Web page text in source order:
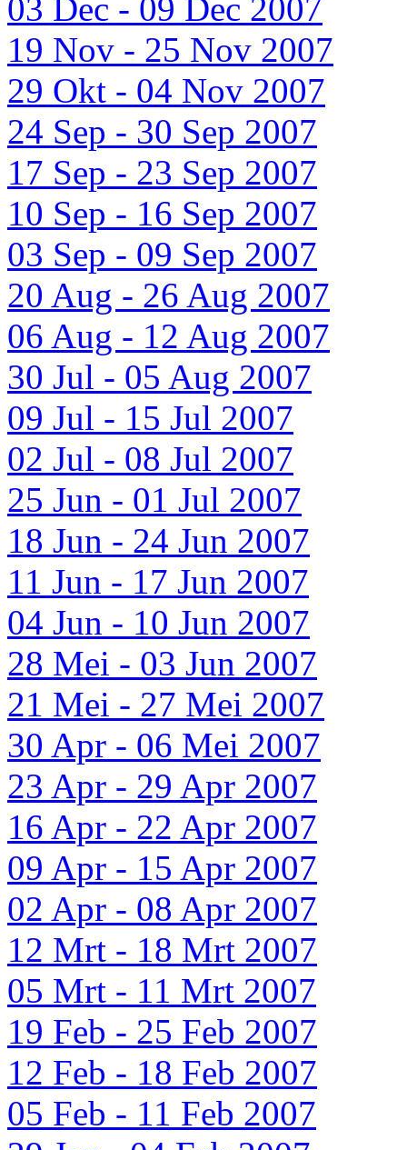
03 Dec - 09 Dec 2007
19 Nov - 25 Nov 2007
29 Okt - 04 Nov 2007
24 Sep - 30 Sep 2007
17 Sep - 23 Sep 2007
10 Sep - 16 Sep 2007
03 Sep - 09 Sep 2007
20 Aug - 26 Aug 2007
06 Aug - 12 Aug 2007
30 Jul - 05 Aug 2007
09 Jul - 15 Jul 2007
02 Jul - 08 Jul 2007
25 Jun - 01 Jul 2007
18 Jun - 24 Jun 2007
11 Jun - 17 Jun 2007
04 Jun - 10 Jun 2007
28 Mei - 03 Jun 2007
21 Mei - 27 Mei 2007
30 Apr - 06 Mei 2007
23 Apr - 29 Apr 2007
16 Apr - 22 Apr 2007
09 Apr - 15 Apr 2007
02 Apr - 08 Apr 2007
12 Mrt - 18 Mrt 2007
05 Mrt - 11 Mrt 2007
19 Feb - 25 Feb 2007
12 Feb - 18 Feb 2007
05 Feb - 11 Feb 2007